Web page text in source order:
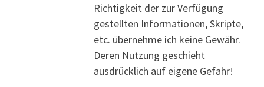
Richtigkeit der zur Verfügung
gestellten Informationen, Skripte,
etc. übernehme ich keine Gewähr.
Deren Nutzung geschieht
ausdrücklich auf eigene Gefahr!